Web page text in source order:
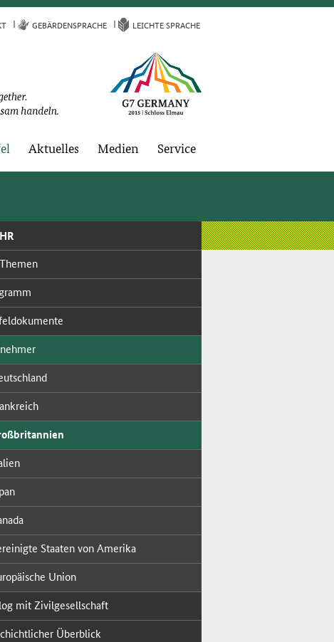
GE­BÄR­DEN­SPRA­CHE LEICH­TE SPRA­CHE
Ak­tu­el­les Me­di­en Ser­vice
Staa­ten von Ame­ri­ka
Uni­on
mit Zi­vil­ge­sell­schaft
Über­blick